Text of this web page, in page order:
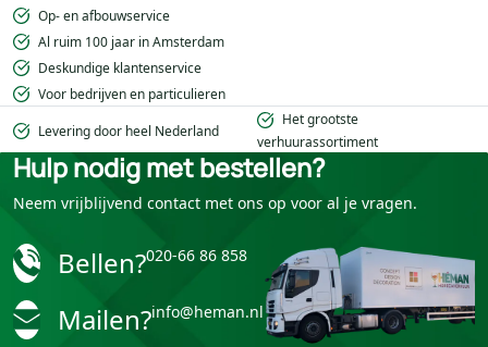
Op- en afbouwservice
Al ruim 100 jaar in Amsterdam
Deskundige klantenservice
Voor bedrijven en particulieren
Levering door heel Nederland
Het grootste
verhuurassortiment
Hulp nodig met bestellen?
Neem vrijblijvend contact met ons op voor al je vragen.
Bellen?020-66 86 858
Mailen?info@heman.nl